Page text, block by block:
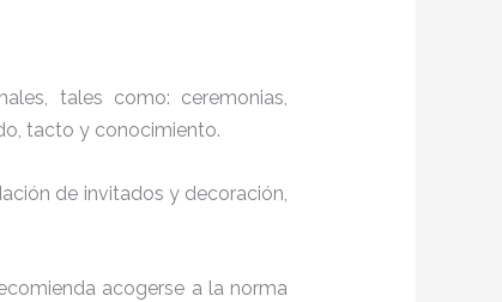
tales como: ceremonias,
tacto y conocimiento.
de invitados y decoración,
acogerse a la norma